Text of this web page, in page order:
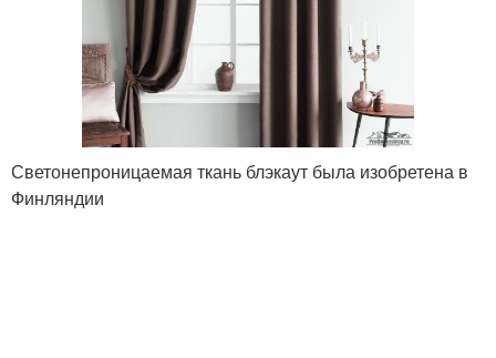
Светонепроницаемая ткань блэкаут была изобретена в
Финляндии